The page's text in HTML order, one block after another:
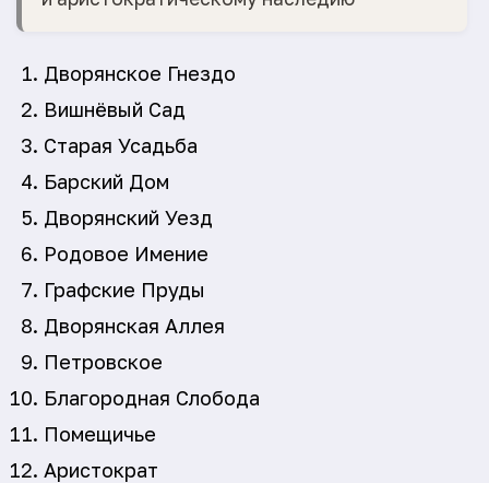
Дворянское Гнездо
Вишнёвый Сад
Старая Усадьба
Барский Дом
Дворянский Уезд
Родовое Имение
Графские Пруды
Дворянская Аллея
Петровское
Благородная Слобода
Помещичье
Аристократ